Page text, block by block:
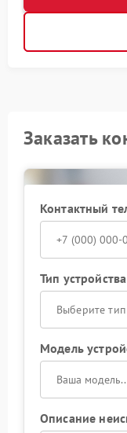
Заказать
Контактный
Тип
Выберите тип
Модель
Описание